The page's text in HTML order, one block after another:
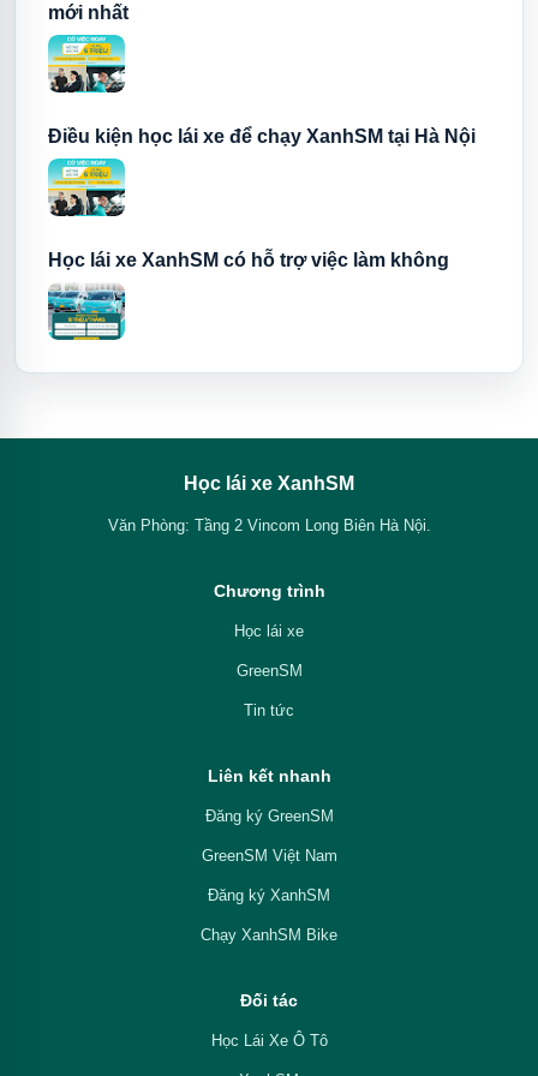
mới nhất
Điều kiện học lái xe để chạy XanhSM tại Hà Nội
Học lái xe XanhSM có hỗ trợ việc làm không
Học lái xe XanhSM
Văn Phòng: Tầng 2 Vincom Long Biên Hà Nội.
Chương trình
Học lái xe
GreenSM
Tin tức
Liên kết nhanh
Đăng ký GreenSM
GreenSM Việt Nam
Đăng ký XanhSM
Chạy XanhSM Bike
Đối tác
Học Lái Xe Ô Tô